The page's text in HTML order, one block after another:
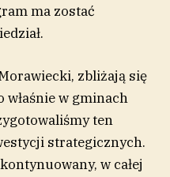
ma zostać
zbliżają się
właśnie w gminach
ten
strategicznych.
w całej